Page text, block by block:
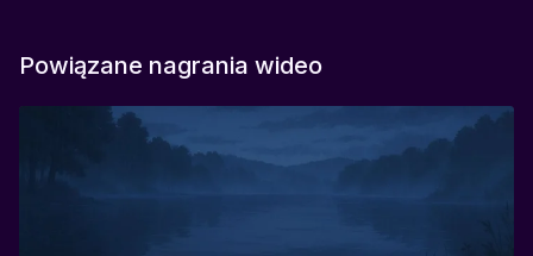
akceptowaniu procesu, regulowaniu napięcia związanego z
„muszę wiedzieć”, budowaniu zaufania do siebie, oswajaniu
niewiedzenia, poczuciu sensu drogi
Powiązane nagrania wideo